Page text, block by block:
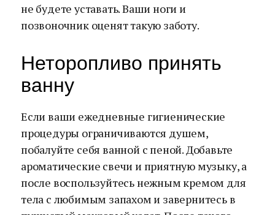
не будете уставать. Ваши ноги и
позвоночник оценят такую заботу.
Неторопливо принять
ванну
Если ваши ежедневные гигиенические
процедуры ограничиваются душем,
побалуйте себя ванной с пеной. Добавьте
ароматические свечи и приятную музыку, а
после воспользуйтесь нежным кремом для
тела с любимым запахом и завернитесь в